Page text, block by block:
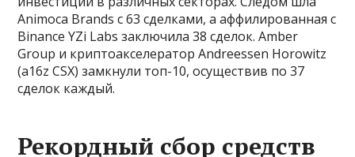
Animoca Brands с 63 сделками, а аффилированная с
Binance YZi Labs заключила 38 сделок. Amber
Group и криптоакселератор Andreessen Horowitz
(a16z CSX) замкнули топ-10, осуществив по 37
сделок каждый.
Рекордный сбор средств